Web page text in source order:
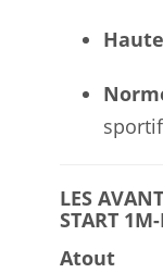
LES
START
Atout